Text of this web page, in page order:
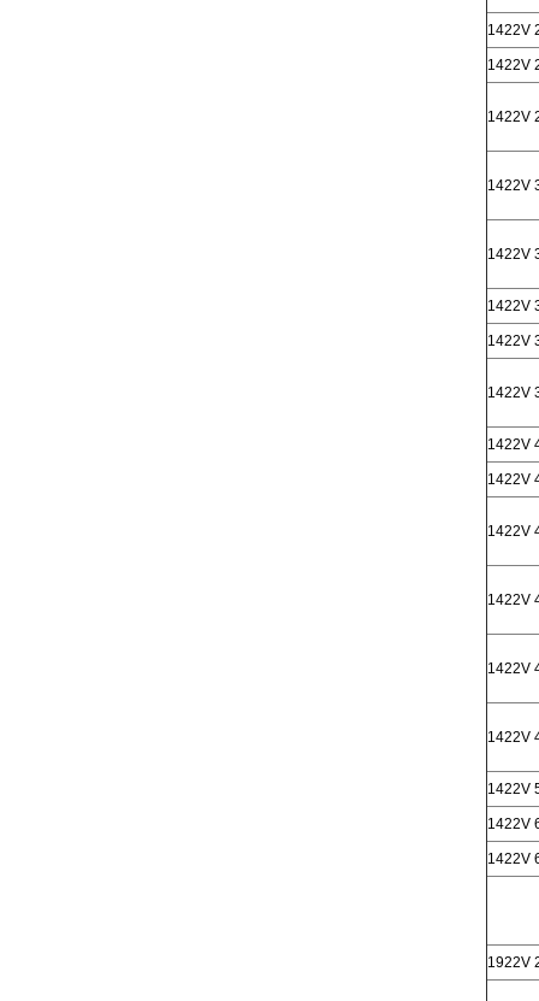
1422V
1422V
1422V
1422V
1422V
1422V
1422V
1422V
1422V
1422V
1422V
1422V
1422V
1422V
1422V
1422V
1422V
1922V